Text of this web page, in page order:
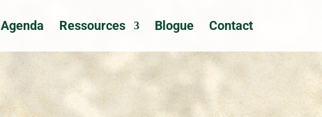
Agenda Ressources Blogue Contact